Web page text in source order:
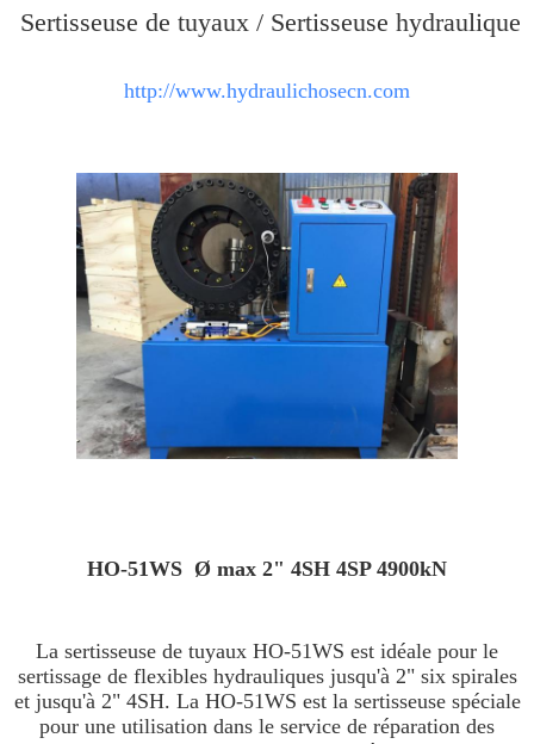
Sertisseuse de tuyaux / Sertisseuse hydraulique
http://www.hydraulichosecn.com
HO-51WS Ø max 2" 4SH 4SP 4900kN
La sertisseuse de tuyaux HO-51WS est idéale pour le
sertissage de flexibles hydrauliques jusqu'à 2" six spirales
et jusqu'à 2" 4SH. La HO-51WS est la sertisseuse spéciale
pour une utilisation dans le service de réparation des